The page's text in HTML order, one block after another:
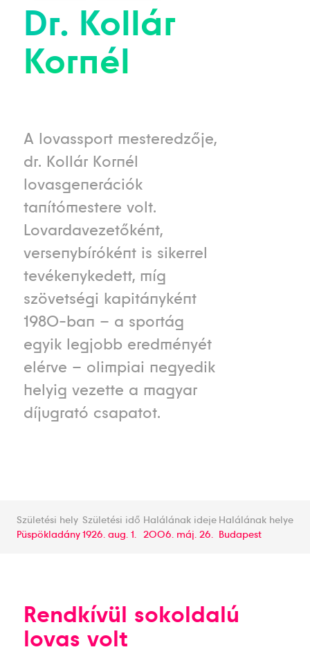
Dr. Kollár
Kornél
A lovassport mesteredzője,
dr. Kollár Kornél
lovasgenerációk
tanítómestere volt.
Lovardavezetőként,
versenybíróként is sikerrel
tevékenykedett, míg
szövetségi kapitányként
1980-ban – a sportág
egyik legjobb eredményét
elérve – olimpiai negyedik
helyig vezette a magyar
díjugrató csapatot.
Születési hely
Püspökladány
Születési idő
1926. aug. 1.
Halálának ideje
2006. máj. 26.
Halálának helye
Budapest
Rendkívül sokoldalú
lovas volt